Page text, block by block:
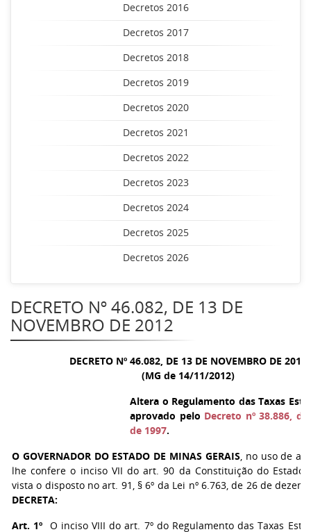
Decretos 2016
Decretos 2017
Decretos 2018
Decretos 2019
Decretos 2020
Decretos 2021
Decretos 2022
Decretos 2023
Decretos 2024
Decretos 2025
Decretos 2026
DECRETO Nº 46.082, DE 13 DE
NOVEMBRO DE 2012
DECRETO Nº 46.082, DE 13 DE NOVEMBRO DE 2012
(MG de 14/11/2012)
Altera o Regulamento das Taxas
aprovado pelo Decreto nº 38.886,
de 1997.
O GOVERNADOR DO ESTADO DE MINAS GERAIS, no uso de
lhe confere o inciso VII do art. 90 da Constituição do Estado
vista o disposto no art. 91, § 6º da Lei nº 6.763, de 26 de
DECRETA:
Art. 1º O inciso VIII do art. 7º do Regulamento das Taxas